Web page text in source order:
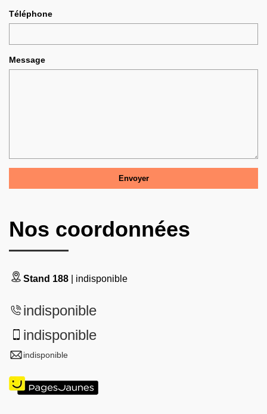
Téléphone
Message
Nos coordonnées
Stand 188 | indisponible
indisponible
indisponible
indisponible